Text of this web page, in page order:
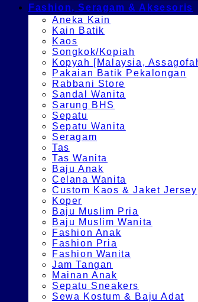
Fashion, Seragam & Aksesoris
Aneka Kain
Kain Batik
Kaos
Songkok/Kopiah
Kopyah [Malaysia,
Pakaian Batik Pekalongan
Rabbani Store
Sandal Wanita
Sarung BHS
Sepatu
Sepatu Wanita
Seragam
Tas
Tas Wanita
Baju Anak
Celana Wanita
Custom Kaos & Jaket Jersey
Koper
Baju Muslim Pria
Baju Muslim Wanita
Fashion Anak
Fashion Pria
Fashion Wanita
Jam Tangan
Mainan Anak
Sepatu Sneakers
Sewa Kostum & Baju Adat